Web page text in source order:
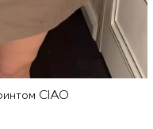
CIAO